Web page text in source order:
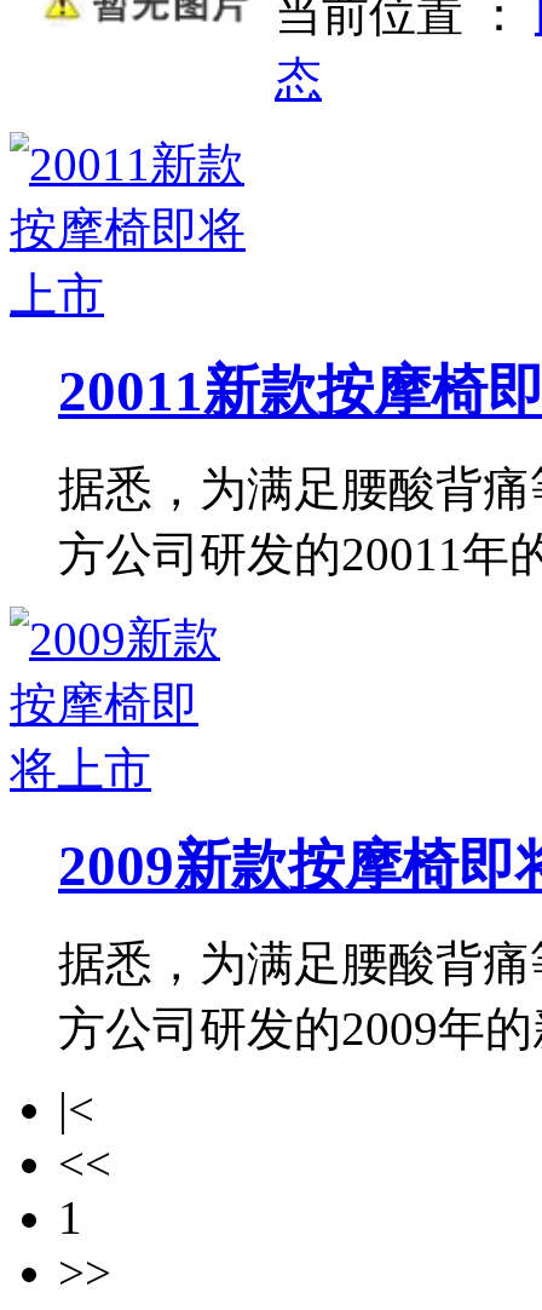
当前位置 ：
态
20011新款按摩椅
据悉，为满足腰酸背
方公司研发的20011年
2009新款按摩椅即
据悉，为满足腰酸背
方公司研发的2009年
|<
<<
1
>>